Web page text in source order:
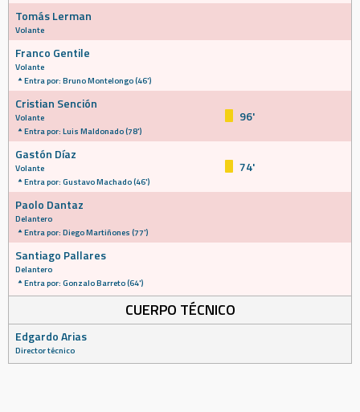
Tomás Lerman
Volante
Franco Gentile
Volante
Entra por: Bruno Montelongo (46')
Cristian Sención
Volante
Entra por: Luis Maldonado (78')
96'
Gastón Díaz
Volante
Entra por: Gustavo Machado (46')
74'
Paolo Dantaz
Delantero
Entra por: Diego Martiñones (77')
Santiago Pallares
Delantero
Entra por: Gonzalo Barreto (64')
CUERPO TÉCNICO
Edgardo Arias
Director técnico